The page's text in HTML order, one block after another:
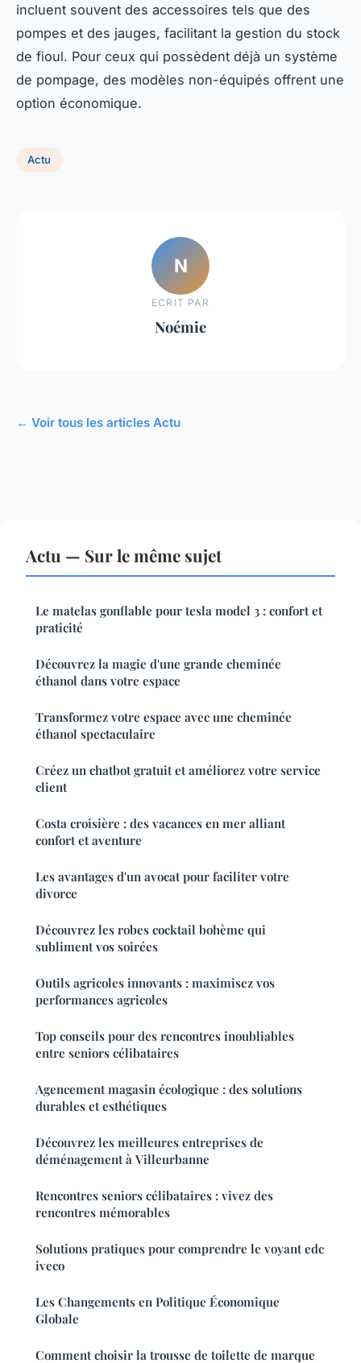
incluent souvent des accessoires tels que des
pompes et des jauges, facilitant la gestion du stock
de fioul. Pour ceux qui possèdent déjà un système
de pompage, des modèles non-équipés offrent une
option économique.
Actu
N
ECRIT PAR
Noémie
← Voir tous les articles Actu
Actu — Sur le même sujet
Le matelas gonflable pour tesla model 3 : confort et
praticité
Découvrez la magie d'une grande cheminée
éthanol dans votre espace
Transformez votre espace avec une cheminée
éthanol spectaculaire
Créez un chatbot gratuit et améliorez votre service
client
Costa croisière : des vacances en mer alliant
confort et aventure
Les avantages d'un avocat pour faciliter votre
divorce
Découvrez les robes cocktail bohème qui
subliment vos soirées
Outils agricoles innovants : maximisez vos
performances agricoles
Top conseils pour des rencontres inoubliables
entre seniors célibataires
Agencement magasin écologique : des solutions
durables et esthétiques
Découvrez les meilleures entreprises de
déménagement à Villeurbanne
Rencontres seniors célibataires : vivez des
rencontres mémorables
Solutions pratiques pour comprendre le voyant edc
iveco
Les Changements en Politique Économique
Globale
Comment choisir la trousse de toilette de marque